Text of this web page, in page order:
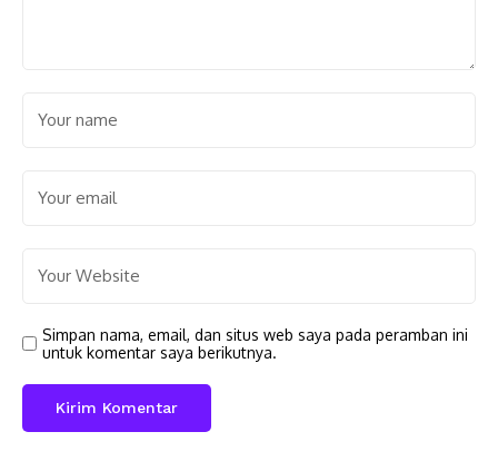
Simpan nama, email, dan situs web saya pada peramban ini
untuk komentar saya berikutnya.